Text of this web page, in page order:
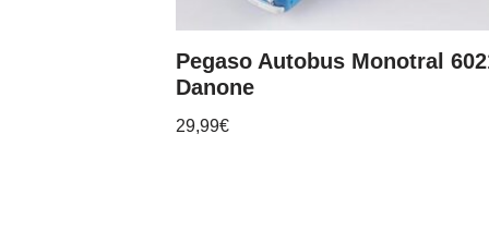
Pegaso Autobus Monotral
Danone
29,99€